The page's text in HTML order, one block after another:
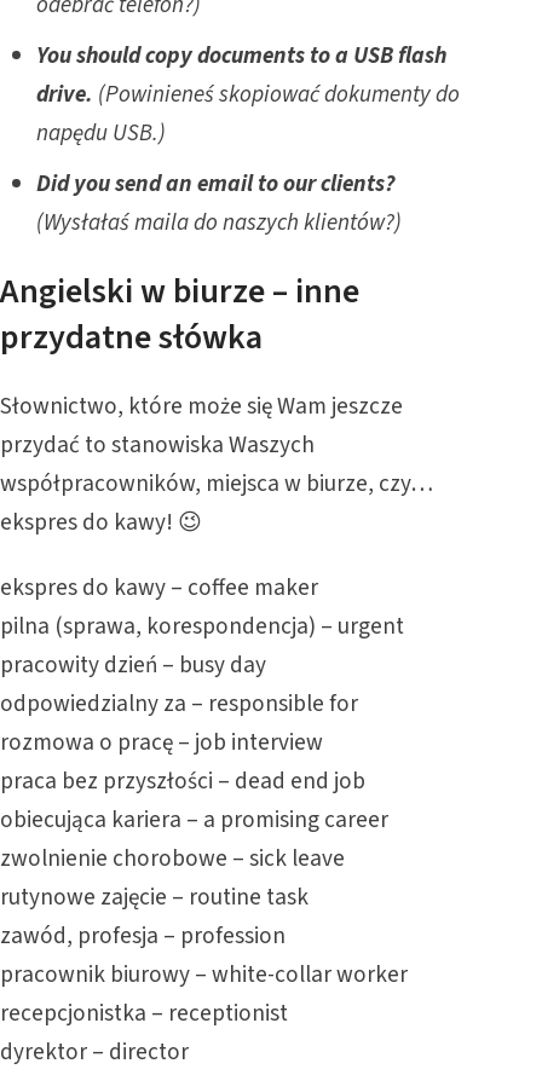
You should copy documents to a USB flash
drive. (Powinieneś skopiować dokumenty do
napędu USB.)
Did you send an email to our clients?
(Wysłałaś maila do naszych klientów?)
Angielski w biurze – inne
przydatne słówka
Słownictwo, które może się Wam jeszcze
przydać to stanowiska Waszych
współpracowników, miejsca w biurze, czy…
ekspres do kawy! 😉
ekspres do kawy – coffee maker
pilna (sprawa, korespondencja) – urgent
pracowity dzień – busy day
odpowiedzialny za – responsible for
rozmowa o pracę – job interview
praca bez przyszłości – dead end job
obiecująca kariera – a promising career
zwolnienie chorobowe – sick leave
rutynowe zajęcie – routine task
zawód, profesja – profession
pracownik biurowy – white-collar worker
recepcjonistka – receptionist
dyrektor – director